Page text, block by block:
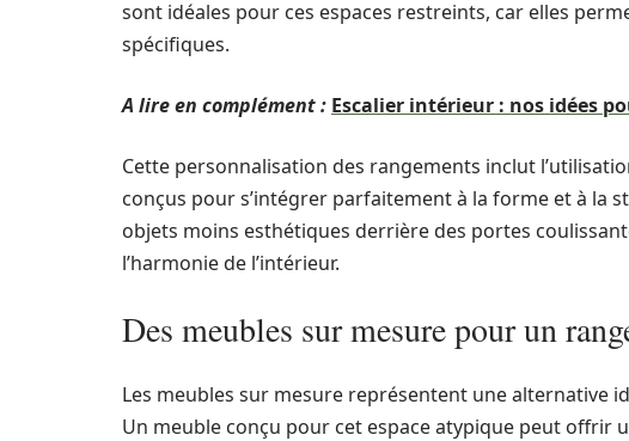
sont idéales pour ces espaces restreints, car elles
spécifiques.
A lire en complément : Escalier intérieur : nos idées
Cette personnalisation des rangements inclut
conçus pour s’intégrer parfaitement à la forme et à la
objets moins esthétiques derrière des portes
l’harmonie de l’intérieur.
Des meubles sur mesure pour un
Les meubles sur mesure représentent une alternative
Un meuble conçu pour cet espace atypique peut